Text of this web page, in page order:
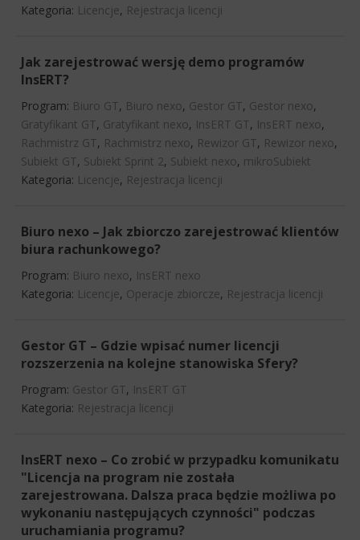
Kategoria: Licencje, Rejestracja licencji
Jak zarejestrować wersję demo programów
InsERT?
Program: Biuro GT, Biuro nexo, Gestor GT, Gestor nexo,
Gratyfikant GT, Gratyfikant nexo, InsERT GT, InsERT nexo,
Rachmistrz GT, Rachmistrz nexo, Rewizor GT, Rewizor nexo,
Subiekt GT, Subiekt Sprint 2, Subiekt nexo, mikroSubiekt
Kategoria: Licencje, Rejestracja licencji
Biuro nexo – Jak zbiorczo zarejestrować klientów
biura rachunkowego?
Program: Biuro nexo, InsERT nexo
Kategoria: Licencje, Operacje zbiorcze, Rejestracja licencji
Gestor GT – Gdzie wpisać numer licencji
rozszerzenia na kolejne stanowiska Sfery?
Program: Gestor GT, InsERT GT
Kategoria: Rejestracja licencji
InsERT nexo – Co zrobić w przypadku komunikatu
"Licencja na program nie została
zarejestrowana. Dalsza praca będzie możliwa po
wykonaniu następujących czynności" podczas
uruchamiania programu?